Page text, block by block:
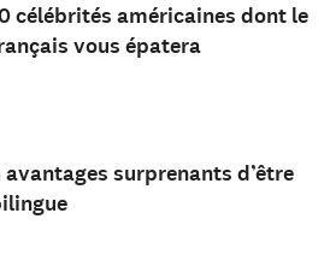
célébrités américaines dont le
vous épatera
avantages surprenants d’être